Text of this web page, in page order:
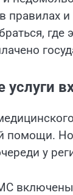
в
помощи.
у